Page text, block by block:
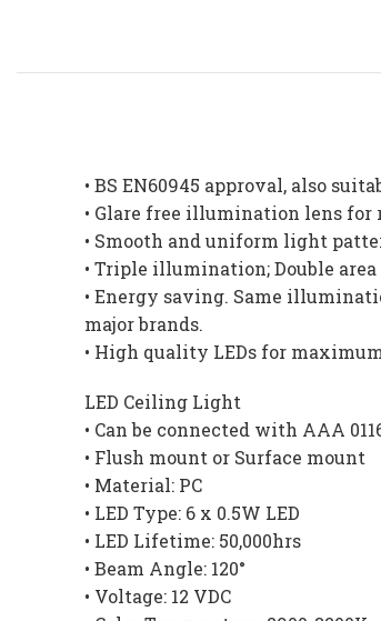
• BS EN60945 approval, also
• Glare free illumination lens
• Smooth and uniform light
• Triple illumination; Double
• Energy saving. Same
major brands.
• High quality LEDs for
LED Ceiling Light
• Can be connected with AAA
• Flush mount or Surface mount
• Material: PC
• LED Type: 6 x 0.5W LED
• LED Lifetime: 50,000hrs
• Beam Angle: 120°
• Voltage: 12 VDC